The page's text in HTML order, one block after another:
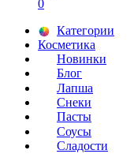
0
Категории
Косметика
Новинки
Блог
Лапша
Снеки
Пасты
Соусы
Сладости